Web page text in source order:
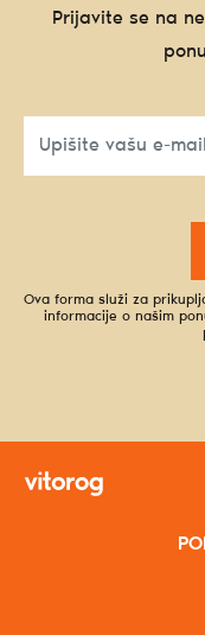
Prijavite se na
Ova forma služi za
informacije o našim